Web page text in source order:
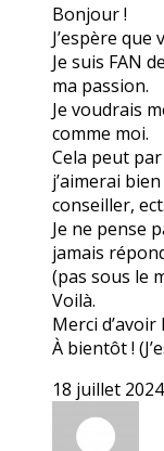
Bonjour !
J’espère que
Je suis FAN
ma passion.
Je voudrais
comme moi.
Cela peut
j’aimerai
conseiller,
Je ne pense
jamais
(pas sous le
Voilà.
Merci d’avoir
À bientôt !
18 juillet